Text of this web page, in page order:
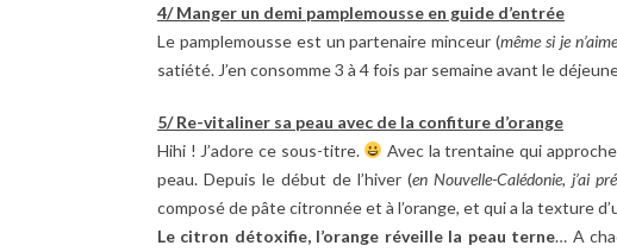
4/ Manger un demi pamplemousse en guide d’entrée
Le pamplemousse est un partenaire minceur (même si je
satiété. J’en consomme 3 à 4 fois par semaine avant le
5/ Re-vitaliner sa peau avec de la confiture d’orange
Hihi ! J’adore ce sous-titre.
Avec la trentaine qui
peau. Depuis le début de l’hiver (en Nouvelle-Calédonie, j’ai
composé de pâte citronnée et à l’orange, et qui a la texture
Le citron détoxifie, l’orange réveille la peau terne… A